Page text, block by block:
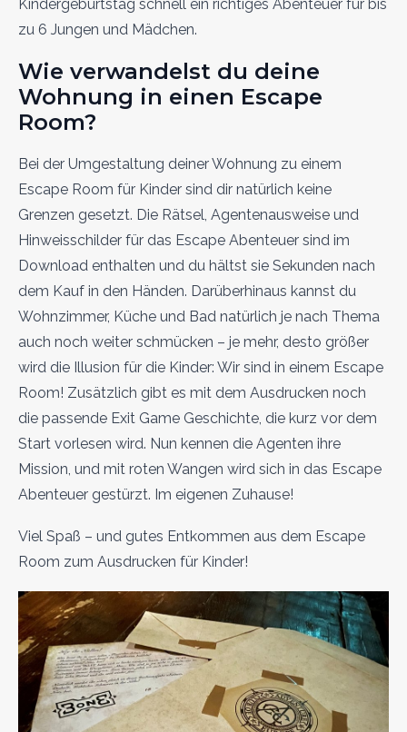
Kindergeburtstag schnell ein richtiges Abenteuer für bis
zu 6 Jungen und Mädchen.
Wie verwandelst du deine
Wohnung in einen Escape
Room?
Bei der Umgestaltung deiner Wohnung zu einem
Escape Room für Kinder sind dir natürlich keine
Grenzen gesetzt. Die Rätsel, Agentenausweise und
Hinweisschilder für das Escape Abenteuer sind im
Download enthalten und du hältst sie Sekunden nach
dem Kauf in den Händen. Darüberhinaus kannst du
Wohnzimmer, Küche und Bad natürlich je nach Thema
auch noch weiter schmücken – je mehr, desto größer
wird die Illusion für die Kinder: Wir sind in einem Escape
Room! Zusätzlich gibt es mit dem Ausdrucken noch
die passende Exit Game Geschichte, die kurz vor dem
Start vorlesen wird. Nun kennen die Agenten ihre
Mission, und mit roten Wangen wird sich in das Escape
Abenteuer gestürzt. Im eigenen Zuhause!
Viel Spaß – und gutes Entkommen aus dem Escape
Room zum Ausdrucken für Kinder!